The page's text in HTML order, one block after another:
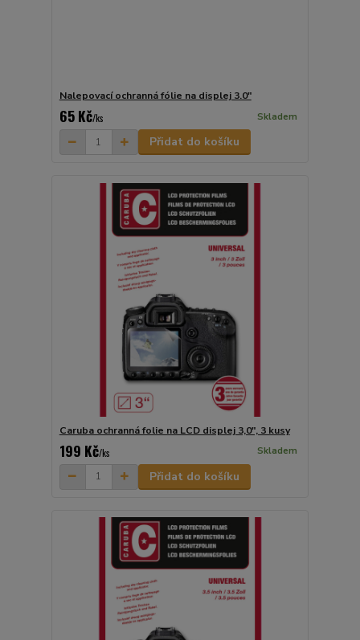
Nalepovací ochranná fólie na displej 3.0"
65 Kč/ks Skladem
Přidat do košíku
Caruba ochranná folie na LCD displej 3,0", 3 kusy
199 Kč/ks Skladem
Přidat do košíku